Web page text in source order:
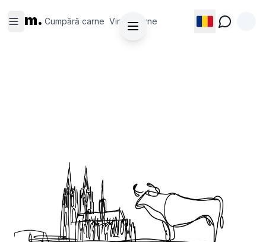
m. Cumpără carne Vinde carne
carne
carne